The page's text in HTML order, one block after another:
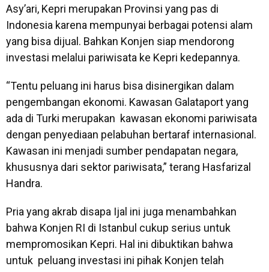
Asy’ari, Kepri merupakan Provinsi yang pas di
Indonesia karena mempunyai berbagai potensi alam
yang bisa dijual. Bahkan Konjen siap mendorong
investasi melalui pariwisata ke Kepri kedepannya.
“Tentu peluang ini harus bisa disinergikan dalam
pengembangan ekonomi. Kawasan Galataport yang
ada di Turki merupakan kawasan ekonomi pariwisata
dengan penyediaan pelabuhan bertaraf internasional.
Kawasan ini menjadi sumber pendapatan negara,
khususnya dari sektor pariwisata,” terang Hasfarizal
Handra.
Pria yang akrab disapa Ijal ini juga menambahkan
bahwa Konjen RI di Istanbul cukup serius untuk
mempromosikan Kepri. Hal ini dibuktikan bahwa
untuk peluang investasi ini pihak Konjen telah